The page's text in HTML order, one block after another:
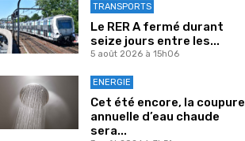
TRANSPORTS
Le RER A fermé durant
seize jours entre les...
5 août 2026 à 15h06
ENERGIE
Cet été encore, la coupure
annuelle d’eau chaude
sera...